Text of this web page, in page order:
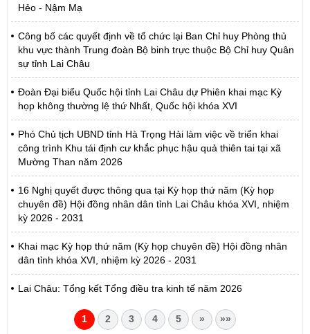
Hẻo - Nậm Mạ
Công bố các quyết định về tổ chức lại Ban Chỉ huy Phòng thủ
khu vực thành Trung đoàn Bộ binh trực thuộc Bộ Chỉ huy Quân
sự tỉnh Lai Châu
Đoàn Đại biểu Quốc hội tỉnh Lai Châu dự Phiên khai mạc Kỳ
họp không thường lệ thứ Nhất, Quốc hội khóa XVI
Phó Chủ tịch UBND tỉnh Hà Trọng Hải làm việc về triển khai
công trình Khu tái định cư khắc phục hậu quả thiên tai tại xã
Mường Than năm 2026
16 Nghị quyết được thông qua tại Kỳ họp thứ năm (Kỳ họp
chuyên đề) Hội đồng nhân dân tỉnh Lai Châu khóa XVI, nhiệm
kỳ 2026 - 2031
Khai mạc Kỳ họp thứ năm (Kỳ họp chuyên đề) Hội đồng nhân
dân tỉnh khóa XVI, nhiệm kỳ 2026 - 2031
Lai Châu: Tổng kết Tổng điều tra kinh tế năm 2026
1 2 3 4 5 » »»